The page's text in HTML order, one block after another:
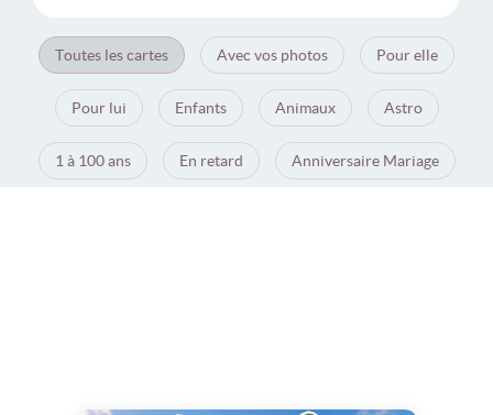
Toutes les cartes Avec vos photos Pour elle
Pour lui Enfants Animaux Astro
1 à 100 ans En retard Anniversaire Mariage